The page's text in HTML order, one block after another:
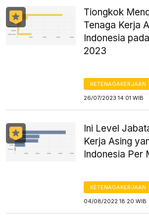
Tiongkok
Tenaga Kerja
Indonesia
2023
KETENAGAKERJAAN
26/07/2023 14:01 WIB
Ini Level
Kerja Asing
Indonesia Per
KETENAGAKERJAAN
04/08/2022 18:20 WIB